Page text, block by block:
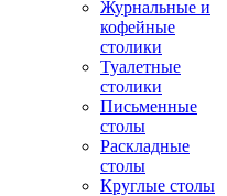
Журнальные и
кофейные
столики
Туалетные
столики
Письменные
столы
Раскладные
столы
Круглые столы